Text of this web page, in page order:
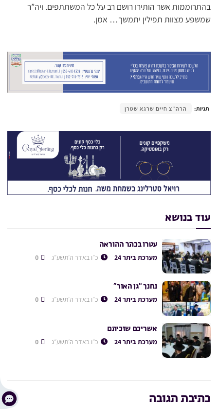
בהתרוממות אשר הותירו רושם רב על כל המשתתפים. ויה”ר
שמשפע מצוות תפילין יתמשך… אמן.
תגיות: הרה"צ חיים שרגא שטרן
עוד בנושא
עטרו בכתר ההוראה
מערכת ביתר 24 כ״ו באדר ה׳תשע״ג
נחנך “גן האור”
מערכת ביתר 24 כ״ו באדר ה׳תשע״ג
אשריכם שזכיתם
מערכת ביתר 24 כ״ו באדר ה׳תשע״ג
כתיבת תגובה